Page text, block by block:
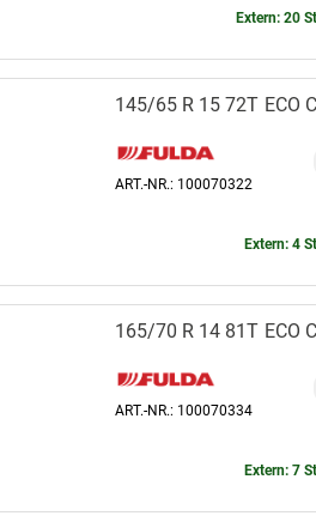
Extern: 20
ECO
145/65 R 15 72T
ART.-NR.: 100070322
Extern: 4
ECO
165/70 R 14 81T
ART.-NR.: 100070334
Extern: 7